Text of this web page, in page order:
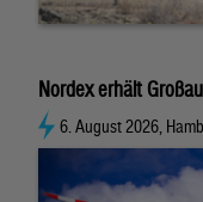
Nordex erhält
6. August 2026,